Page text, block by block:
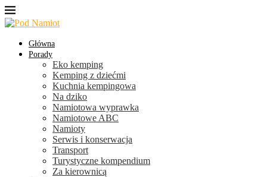
Główna
Porady
Eko kemping
Kemping z dziećmi
Kuchnia kempingowa
Na dziko
Namiotowa wyprawka
Namiotowe ABC
Namioty
Serwis i konserwacja
Transport
Turystyczne kompendium
Za kierownicą